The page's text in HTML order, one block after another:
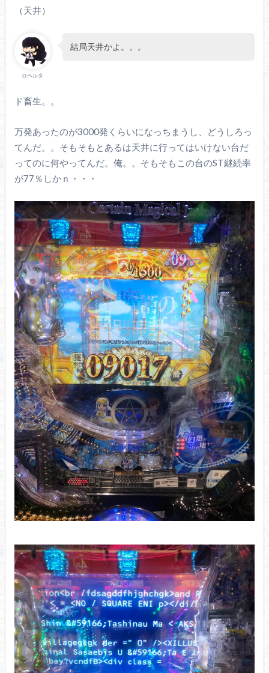
（天井）
ロベルタ
結局天井かよ。。。
ド畜生。。
万発あったのが3000発くらいになっちまうし、どうしろっ
てんだ。。そもそもとあるは天井に行ってはいけない台だ
ってのに何やってんだ。俺。。そもそもこの台のST継続率
が77％しかｎ・・・